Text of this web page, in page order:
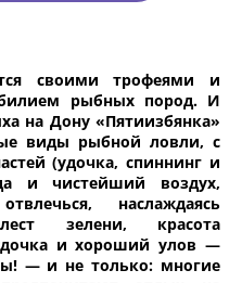
своими трофеями и
рыбных пород. И
на Дону «Пятиизбянка»
виды рыбной ловли, с
(удочка, спиннинг и
и чистейший воздух,
наслаждаясь
зелени, красота
и хороший улов —
— и не только: многие